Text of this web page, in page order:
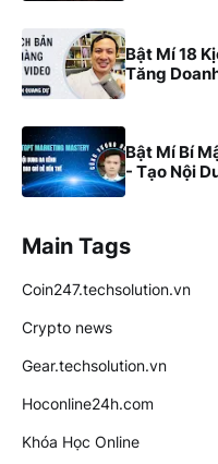
Bật Mí 18
Tăng
Bật Mí Bí
- Tạo Nội
Main Tags
Coin247.techsolution.vn
Crypto news
Gear.techsolution.vn
Hoconline24h.com
Khóa Học Online